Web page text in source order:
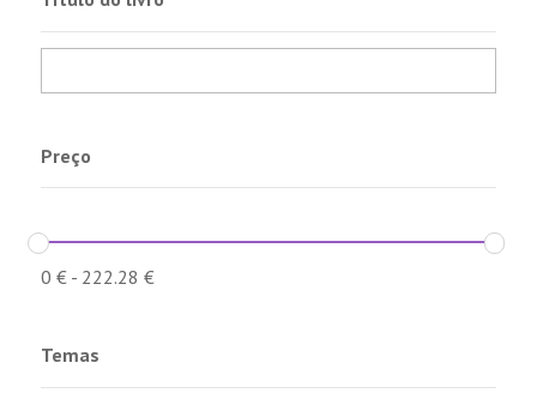
Preço
0 €- 222.28 €
Temas